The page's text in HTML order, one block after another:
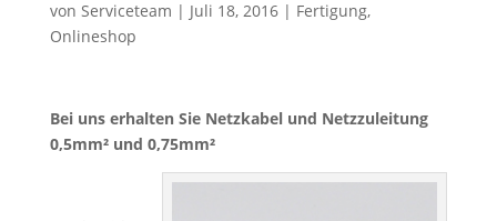
von Serviceteam | Juli 18, 2016| Fertigung,
Onlineshop
Bei uns erhalten Sie Netzkabel und Netzzuleitung
0,5mm² und 0,75mm²